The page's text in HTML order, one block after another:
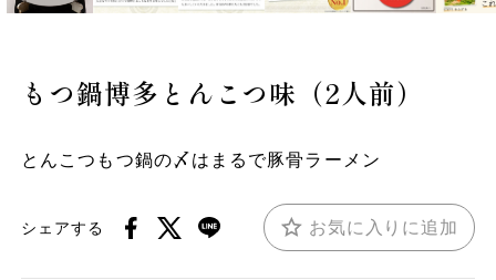
もつ鍋博多とんこつ味（2人前）
とんこつもつ鍋の〆はまるで豚骨ラーメン
シェアする お気に入りに追加